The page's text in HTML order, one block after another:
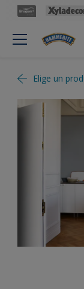
Elige un